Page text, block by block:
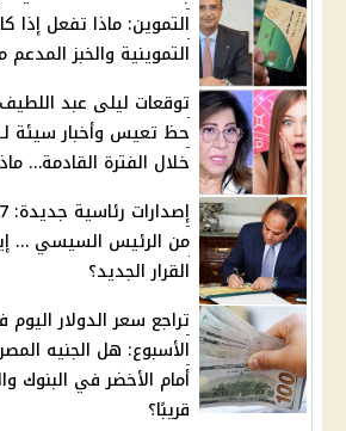
التموين: ماذا تفعل إذا
التموينية والخبز
توقعات ليلى عبد اللطيف
خلال الفترة القادمة…
من الرئيس السيسي …
القرار الجديد؟
تراجع سعر الدولار
الأسبوع: هل الجنيه
أمام الأخضر في البنوك
قريبًا؟